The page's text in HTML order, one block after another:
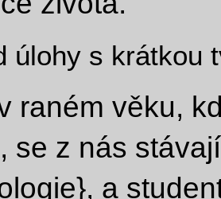
úlohy s krátkou
raném věku,
se z nás
a